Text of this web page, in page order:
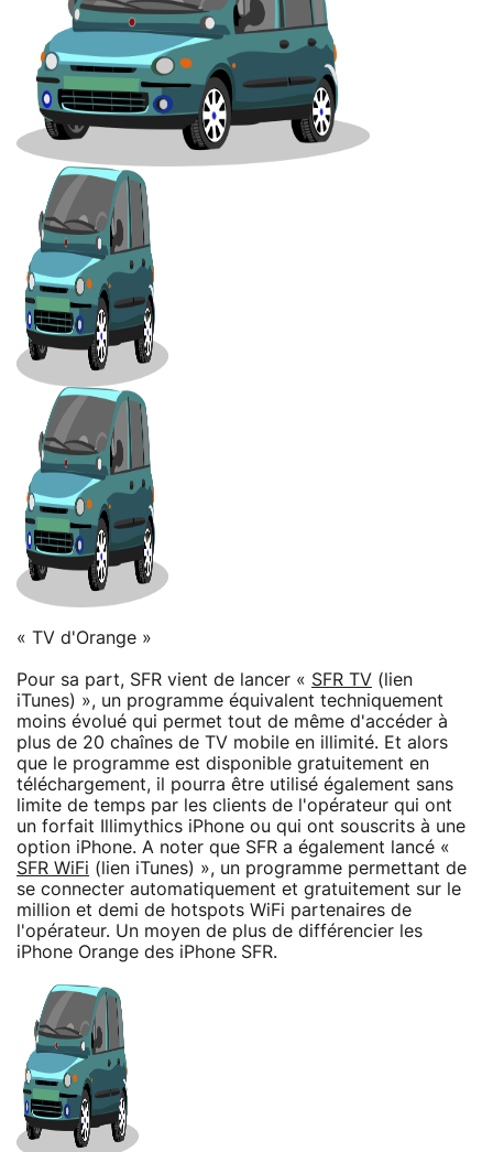
« TV d'Orange »
Pour sa part, SFR vient de lancer « SFR TV (lien
iTunes) », un programme équivalent techniquement
moins évolué qui permet tout de même d'accéder à
plus de 20 chaînes de TV mobile en illimité. Et alors
que le programme est disponible gratuitement en
téléchargement, il pourra être utilisé également sans
limite de temps par les clients de l'opérateur qui ont
un forfait Illimythics iPhone ou qui ont souscrits à une
option iPhone. A noter que SFR a également lancé «
SFR WiFi (lien iTunes) », un programme permettant de
se connecter automatiquement et gratuitement sur le
million et demi de hotspots WiFi partenaires de
l'opérateur. Un moyen de plus de différencier les
iPhone Orange des iPhone SFR.